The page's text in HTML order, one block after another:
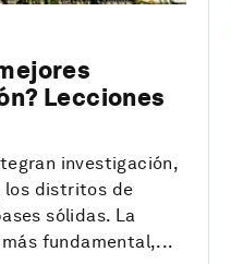
Lecciones
investigación,
los distritos de
sólidas. La
fundamental,...